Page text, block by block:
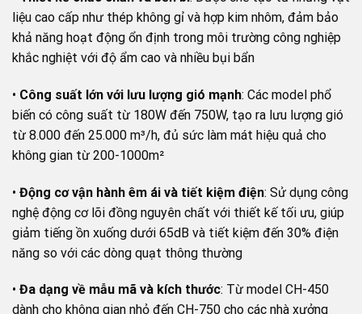
liệu cao cấp như thép không gỉ và hợp kim nhôm, đảm bảo
khả năng hoạt động ổn định trong môi trường công nghiệp
khắc nghiệt với độ ẩm cao và nhiều bụi bẩn
• Công suất lớn với lưu lượng gió mạnh: Các model phổ
biến có công suất từ 180W đến 750W, tạo ra lưu lượng gió
từ 8.000 đến 25.000 m³/h, đủ sức làm mát hiệu quả cho
không gian từ 200-1000m²
• Động cơ vận hành êm ái và tiết kiệm điện: Sử dụng công
nghệ động cơ lõi đồng nguyên chất với thiết kế tối ưu, giúp
giảm tiếng ồn xuống dưới 65dB và tiết kiệm đến 30% điện
năng so với các dòng quạt thông thường
• Đa dạng về mẫu mã và kích thước: Từ model CH-450
dành cho không gian nhỏ đến CH-750 cho các nhà xưởng